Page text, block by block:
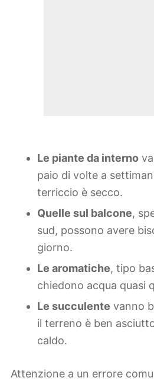
Le piante da interno
paio di volte a
terriccio è secco.
Quelle sul balcone,
sud, possono avere
giorno.
Le aromatiche, tipo
chiedono acqua quasi
Le succulente vanno
il terreno è ben
caldo.
Attenzione a un errore